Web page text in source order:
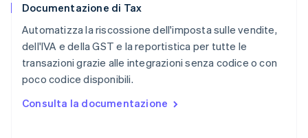
Documentazione di Tax
Automatizza la riscossione dell'imposta sulle vendite,
dell'IVA e della GST e la reportistica per tutte le
transazioni grazie alle integrazioni senza codice o con
poco codice disponibili.
Consulta la documentazione
Slovacchia
English
Slovenia
Spagna
EspañolEnglish
English Español简体中文